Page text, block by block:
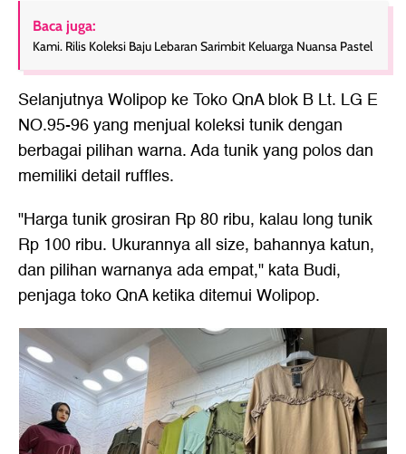
Baca juga:
Kami. Rilis Koleksi Baju Lebaran Sarimbit Keluarga Nuansa Pastel
Selanjutnya Wolipop ke Toko QnA blok B Lt. LG E
NO.95-96 yang menjual koleksi tunik dengan
berbagai pilihan warna. Ada tunik yang polos dan
memiliki detail ruffles.
"Harga tunik grosiran Rp 80 ribu, kalau long tunik
Rp 100 ribu. Ukurannya all size, bahannya katun,
dan pilihan warnanya ada empat," kata Budi,
penjaga toko QnA ketika ditemui Wolipop.